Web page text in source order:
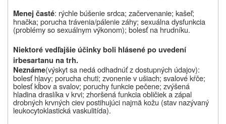
Menej časté: rýchle búšenie srdca; začervenanie; kašeľ;
hnačka; porucha trávenia/pálenie záhy; sexuálna dysfunkcia
(problémy sosexuálnym výkonom); bolesť na hrudníku.
Niektoré vedľajšie účinky boli hlásené po uvedení
irbesartanu na trh.
Neznáme(výskyt sa nedá odhadnúť z dostupných údajov):
bolesť hlavy; porucha chuti; zvonenie v ušiach; svalové kŕče;
bolesť kĺbov a svalov; poruchy funkcie pečene; zvýšená
hladina draslíka v krvi; zhoršená funkcia obličiek azápal
drobných krvných ciev postihujúci najmä kožu (stav nazývaný
leukocytoklastická vaskulitída).